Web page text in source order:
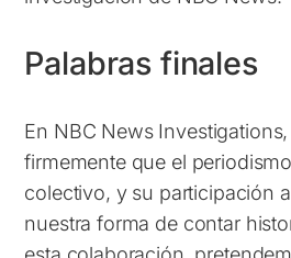
Palabras finales
En NBC News
firmemente que el
colectivo, y su participación
nuestra forma de contar